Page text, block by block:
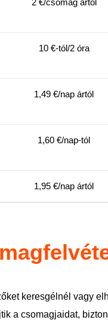
2 €/csomag ártól
10 €-tól/2 óra
1,49 €/nap ártól
1,60 €/nap-tól
1,95 €/nap ártól
keresgélnél vagy
a csomagjaidat,